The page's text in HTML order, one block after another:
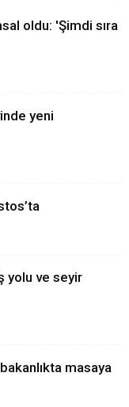
oldu: 'Şimdi sıra
yeni
yolu ve seyir
masaya